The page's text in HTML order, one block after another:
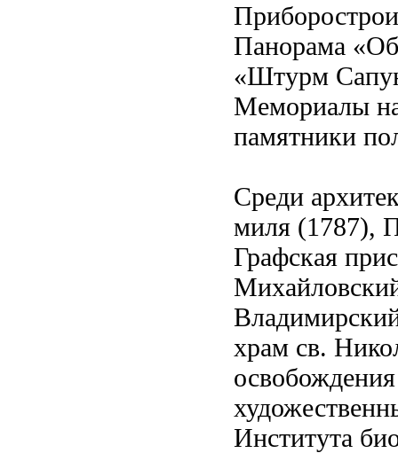
Панорама
«Штурм
Мемориалы
памятники
Среди
миля (1787),
Графская
храм св.
Института